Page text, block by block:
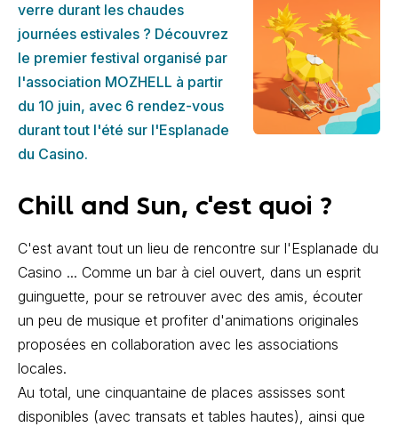
verre durant les chaudes
journées estivales ? Découvrez
le premier festival organisé par
l'association MOZHELL à partir
du 10 juin, avec 6 rendez-vous
durant tout l'été sur l'Esplanade
du Casino.
Chill and Sun, c'est quoi ?
C'est avant tout un lieu de rencontre sur l'Esplanade du
Casino ... Comme un bar à ciel ouvert, dans un esprit
guinguette, pour se retrouver avec des amis, écouter
un peu de musique et profiter d'animations originales
proposées en collaboration avec les associations
locales.
Au total, une cinquantaine de places assisses sont
disponibles (avec transats et tables hautes), ainsi que